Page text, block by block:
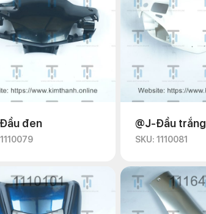
đen @J-Đầu trắng
SKU: 1110081